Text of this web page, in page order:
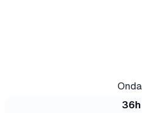
36h